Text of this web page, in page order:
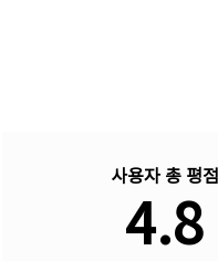
사용자 총 평점
4.8